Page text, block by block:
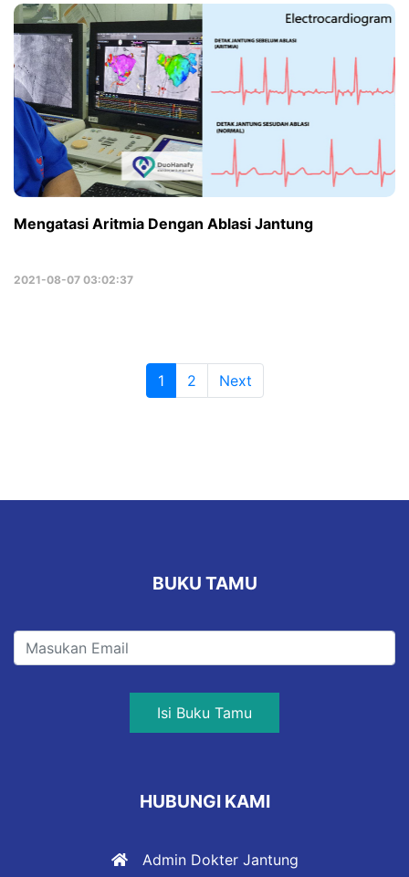
Mengatasi Aritmia Dengan Ablasi Jantung
2021-08-07 03:02:37
1(current)
2 Next
BUKU TAMU
Isi Buku Tamu
HUBUNGI KAMI
Admin Dokter Jantung